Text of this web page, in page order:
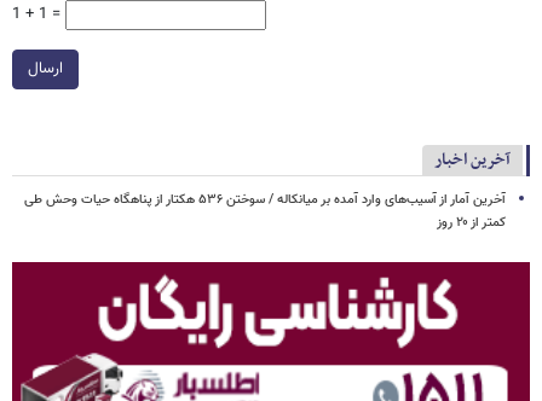
1 + 1 =
ارسال
آخرین اخبار
آخرین آمار از آسیب‌های وارد آمده بر میانکاله / سوختن ۵۳۶ هکتار از پناهگاه حیات وحش طی
کمتر از ۲۰ روز